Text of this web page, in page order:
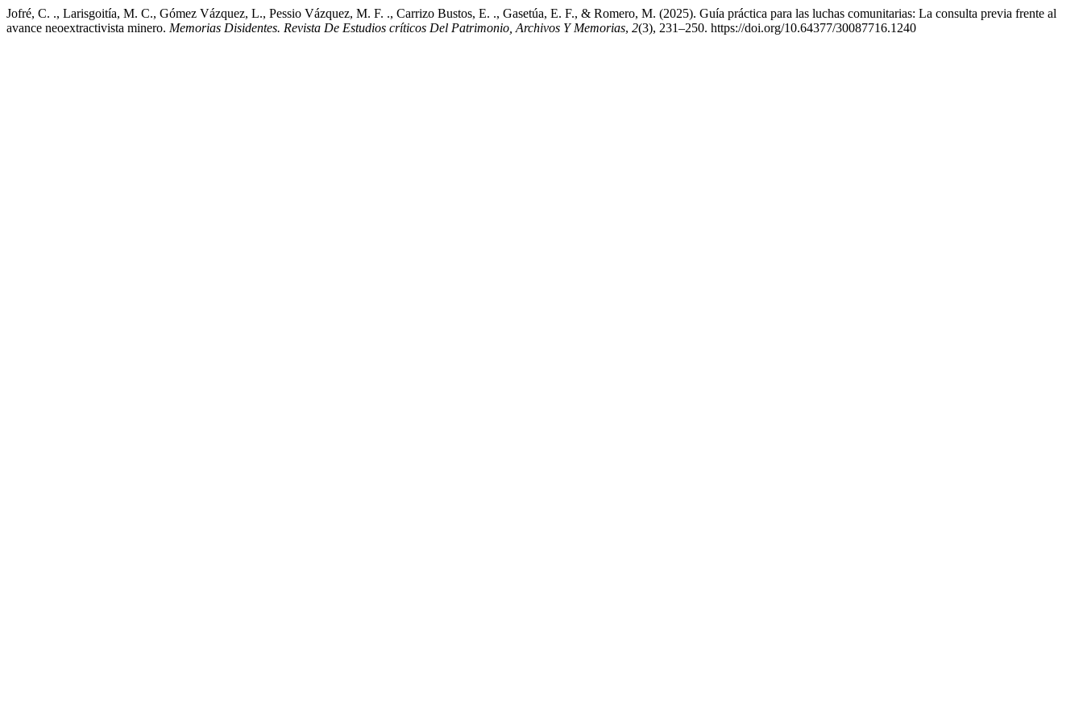
Jofré, C. ., Larisgoitía, M. C., Gómez Vázquez, L., Pessio Vázquez, M. F. ., Carrizo Bustos, E. ., Gasetúa, E. F., & Romero, M. (2025). Guía práctica para las luchas comunitarias: La consulta previa frente al
avance neoextractivista minero. Memorias Disidentes. Revista De Estudios críticos Del Patrimonio, Archivos Y Memorias, 2(3), 231–250. https://doi.org/10.64377/30087716.1240